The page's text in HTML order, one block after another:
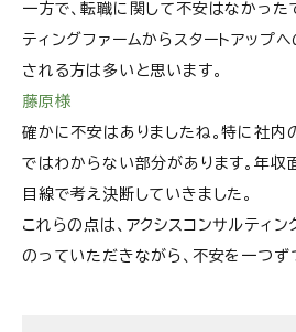
一方で、転職に関して不安はなかった
ティングファームからスタートアップ
される方は多いと思います。
藤原様
確かに不安はありましたね。特に社内
ではわからない部分があります。年収
目線で考え決断していきました。
これらの点は、アクシスコンサルティ
のっていただきながら、不安を一つず